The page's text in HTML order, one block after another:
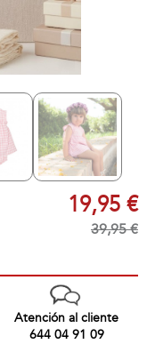
19,95 €
39,95 €
Atención al cliente
644 04 91 09